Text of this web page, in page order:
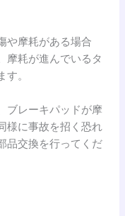
や摩耗がある場合
摩耗が進んでいるタ
。
ブレーキパッドが摩
様に事故を招く恐れ
品交換を行ってくだ